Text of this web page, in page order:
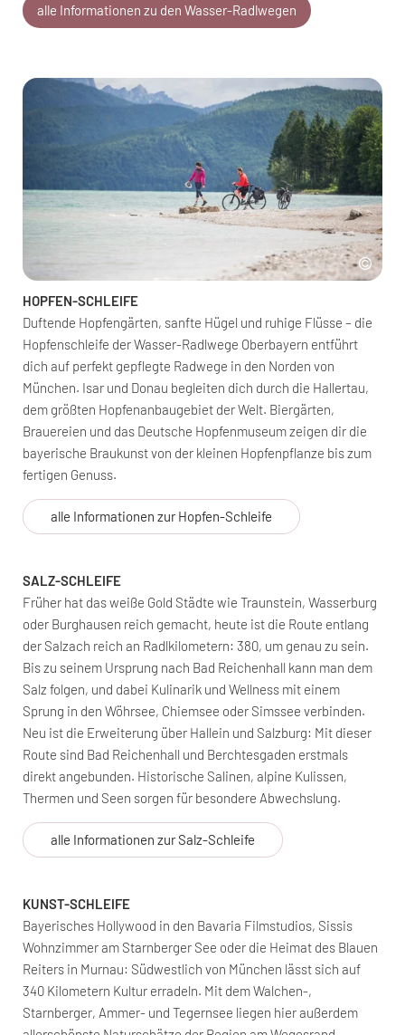
alle Informationen zu den Wasser-Radlwegen
HOPFEN-SCHLEIFE
Duftende Hopfengärten, sanfte Hügel und ruhige Flüsse – die
Hopfenschleife der Wasser-Radlwege Oberbayern entführt
dich auf perfekt gepflegte Radwege in den Norden von
München. Isar und Donau begleiten dich durch die Hallertau,
dem größten Hopfenanbaugebiet der Welt. Biergärten,
Brauereien und das Deutsche Hopfenmuseum zeigen dir die
bayerische Braukunst von der kleinen Hopfenpflanze bis zum
fertigen Genuss.
alle Informationen zur Hopfen-Schleife
SALZ-SCHLEIFE
Früher hat das weiße Gold Städte wie Traunstein, Wasserburg
oder Burghausen reich gemacht, heute ist die Route entlang
der Salzach reich an Radlkilometern: 380, um genau zu sein.
Bis zu seinem Ursprung nach Bad Reichenhall kann man dem
Salz folgen, und dabei Kulinarik und Wellness mit einem
Sprung in den Wöhrsee, Chiemsee oder Simssee verbinden.
Neu ist die Erweiterung über Hallein und Salzburg: Mit dieser
Route sind Bad Reichenhall und Berchtesgaden erstmals
direkt angebunden. Historische Salinen, alpine Kulissen,
Thermen und Seen sorgen für besondere Abwechslung.
alle Informationen zur Salz-Schleife
KUNST-SCHLEIFE
Bayerisches Hollywood in den Bavaria Filmstudios, Sissis
Wohnzimmer am Starnberger See oder die Heimat des Blauen
Reiters in Murnau: Südwestlich von München lässt sich auf
340 Kilometern Kultur erradeln. Mit dem Walchen-,
Starnberger, Ammer- und Tegernsee liegen hier außerdem